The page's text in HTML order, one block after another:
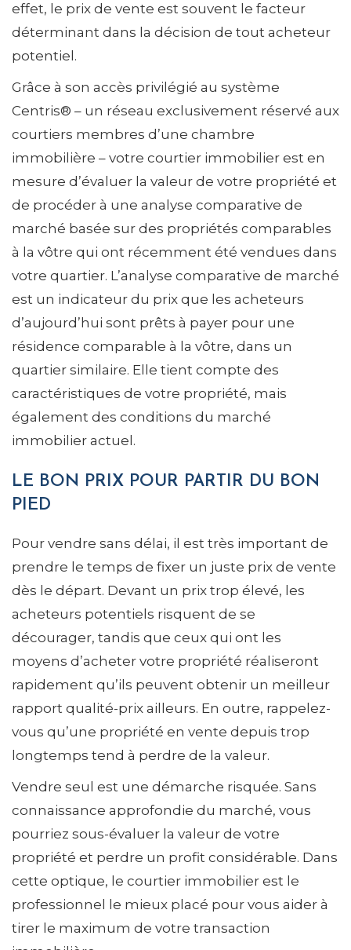
effet, le prix de vente est souvent le facteur
déterminant dans la décision de tout acheteur
potentiel.
Grâce à son accès privilégié au système
Centris® – un réseau exclusivement réservé aux
courtiers membres d’une chambre
immobilière – votre courtier immobilier est en
mesure d’évaluer la valeur de votre propriété et
de procéder à une analyse comparative de
marché basée sur des propriétés comparables
à la vôtre qui ont récemment été vendues dans
votre quartier. L’analyse comparative de marché
est un indicateur du prix que les acheteurs
d’aujourd’hui sont prêts à payer pour une
résidence comparable à la vôtre, dans un
quartier similaire. Elle tient compte des
caractéristiques de votre propriété, mais
également des conditions du marché
immobilier actuel.
LE BON PRIX POUR PARTIR DU BON
PIED
Pour vendre sans délai, il est très important de
prendre le temps de fixer un juste prix de vente
dès le départ. Devant un prix trop élevé, les
acheteurs potentiels risquent de se
décourager, tandis que ceux qui ont les
moyens d’acheter votre propriété réaliseront
rapidement qu’ils peuvent obtenir un meilleur
rapport qualité-prix ailleurs. En outre, rappelez-
vous qu’une propriété en vente depuis trop
longtemps tend à perdre de la valeur.
Vendre seul est une démarche risquée. Sans
connaissance approfondie du marché, vous
pourriez sous-évaluer la valeur de votre
propriété et perdre un profit considérable. Dans
cette optique, le courtier immobilier est le
professionnel le mieux placé pour vous aider à
tirer le maximum de votre transaction